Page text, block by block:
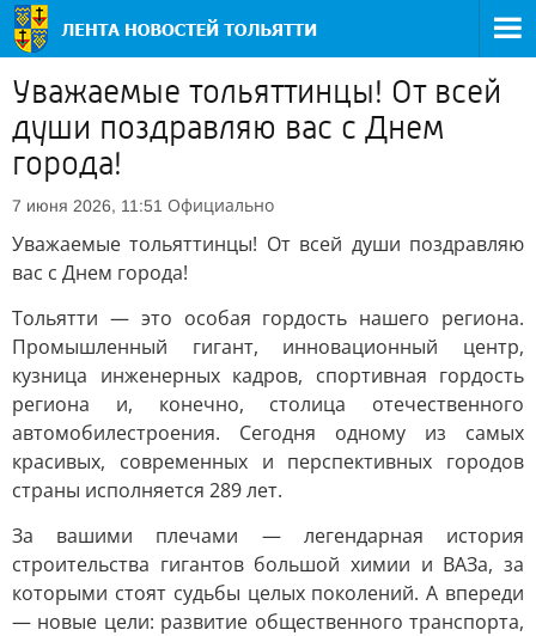
Уважаемые тольяттинцы! От всей
души поздравляю вас с Днем
города!
7 июня 2026, 11:51 Официально
Уважаемые тольяттинцы! От всей души поздравляю
вас с Днем города!
Тольятти — это особая гордость нашего региона.
Промышленный гигант, инновационный центр,
кузница инженерных кадров, спортивная гордость
региона и, конечно, столица отечественного
автомобилестроения. Сегодня одному из самых
красивых, современных и перспективных городов
страны исполняется 289 лет.
За вашими плечами — легендарная история
строительства гигантов большой химии и ВАЗа, за
которыми стоят судьбы целых поколений. А впереди
— новые цели: развитие общественного транспорта,